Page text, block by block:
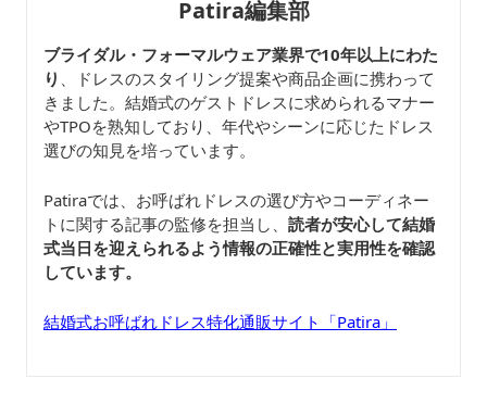
Patira編集部
ブライダル・フォーマルウェア業界で10年以上にわた
り
、ドレスのスタイリング提案や商品企画に携わって
きました。結婚式のゲストドレスに求められるマナー
やTPOを熟知しており、年代やシーンに応じたドレス
選びの知見を培っています。
Patiraでは、お呼ばれドレスの選び方やコーディネー
トに関する記事の監修を担当し、 読者が安心して結婚
式当日を迎えられるよう情報の正確性と実用性を確認
しています。
結婚式お呼ばれドレス特化通販サイト「Patira」